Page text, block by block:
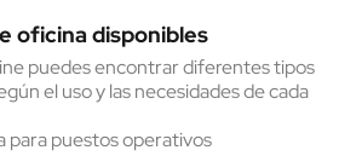
oficina disponibles
puedes encontrar diferentes tipos
el uso y las necesidades de cada
para puestos operativos